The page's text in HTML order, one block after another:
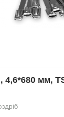
4,6*680 мм,